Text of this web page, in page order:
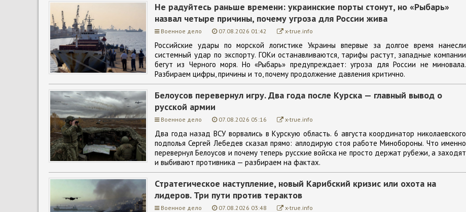
Не радуйтесь раньше времени: украинские порты стонут, но «Рыбарь»
назвал четыре причины, почему угроза для России жива
Военное дело 07.08.2026 01:42 x-true.info
Российские удары по морской логистике Украины впервые за долгое время нанесли
системный удар по экспорту. ГОКи останавливаются, тарифы растут, западные компании
бегут из Черного моря. Но «Рыбарь» предупреждает: угроза для России не миновала.
Разбираем цифры, причины и то, почему продолжение давления критично.
Белоусов перевернул игру. Два года после Курска — главный вывод о
русской армии
Военное дело 07.08.2026 05:16 x-true.info
Два года назад ВСУ ворвались в Курскую область. 6 августа координатор николаевского
подполья Сергей Лебедев сказал прямо: аплодирую стоя работе Минобороны. Что именно
перевернул Белоусов и почему теперь русские войска не просто держат рубежи, а заходят
и выбивают противника — разбираем на фактах.
Стратегическое наступление, новый Карибский кризис или охота на
лидеров. Три пути против терактов
Военное дело 07.08.2026 03:48 x-true.info